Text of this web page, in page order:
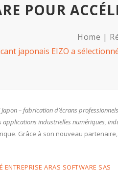
POUR
Home
japonais EIZO a
– fabrication d’écrans professionnels
industrielles numériques,
Grâce à son nouveau
ARAS SOFTWARE SAS